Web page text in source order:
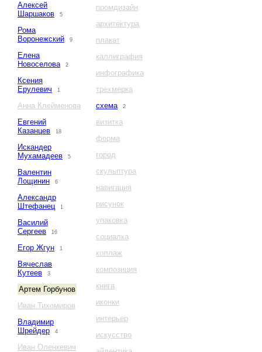
Алексей
Шаршаков
5
Рома
Воронежский
9
Елена
Новоселова
2
Ксения
Ерулевич
1
Анна Клейменова
Евгений
Казанцев
18
Искандер
Мухамадеев
5
Валентин
Лощинин
6
Александр
Штефанец
1
Василий
Сергеев
16
Егор Жгун 1
Вячеслав
Кутеев
3
Артем Горбунов
Иван Тихомиров
Владимир
Шрейдер
4
Иван Оленкевич
промдизайн
архитектура
плакат
каллиграфия
инфографика
трехмерка
схема
2
визитка
форма
город
скульптура
навигация
рисунок
упаковка
социалка
коллаж
композиция
книга
иконки
интерьер
искусство